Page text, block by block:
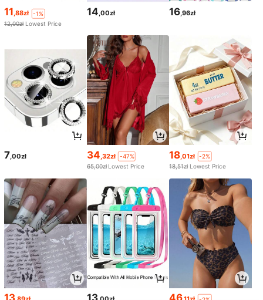
11,88zł
-1%
12,00zł Lowest Price
14,00zł 16,96zł
7 ,00zł 34 ,32zł
-47%
65,00zł Lowest Price
18 ,01zł
-2%
18,51zł Lowest Price
13 13 46